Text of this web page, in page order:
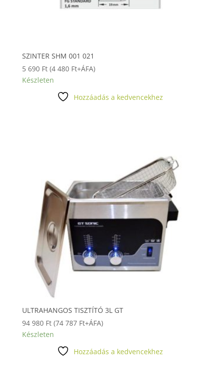
SZINTER SHM 001 021
5 690 Ft (4 480 Ft+ÁFA)
Készleten
Hozzáadás a kedvencekhez
ULTRAHANGOS TISZTÍTÓ 3L GT
94 980 Ft (74 787 Ft+ÁFA)
Készleten
Hozzáadás a kedvencekhez